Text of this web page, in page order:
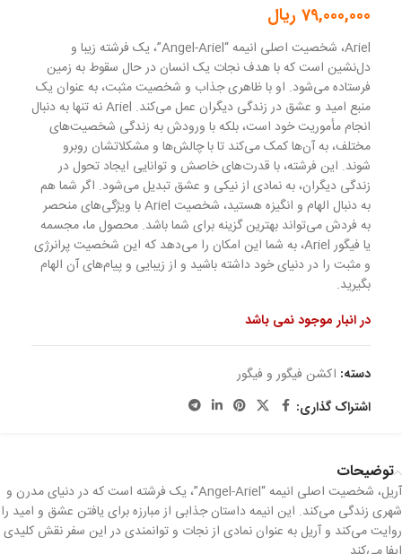
79,000,000 ریال
Ariel، شخصیت اصلی انیمه “Angel-Ariel”، یک فرشته زیبا و
دل‌نشین است که با هدف نجات یک انسان در حال سقوط به زمین
فرستاده می‌شود. او با ظاهری جذاب و شخصیت مثبت، به عنوان یک
منبع امید و عشق در زندگی دیگران عمل می‌کند. Ariel نه تنها به دنبال
انجام مأموریت خود است، بلکه با ورودش به زندگی شخصیت‌های
مختلف، به آن‌ها کمک می‌کند تا با چالش‌ها و مشکلاتشان روبرو
شوند. این فرشته، با قدرت‌های خاصش و توانایی ایجاد تحول در
زندگی دیگران، به نمادی از نیکی و عشق تبدیل می‌شود. اگر شما هم
به دنبال الهام و انگیزه هستید، شخصیت Ariel با ویژگی‌های منحصر
به فردش می‌تواند بهترین گزینه برای شما باشد. محصول ما، مجسمه
یا فیگور Ariel، به شما این امکان را می‌دهد که این شخصیت پرانرژی
و مثبت را در دنیای خود داشته باشید و از زیبایی و پیام‌های آن الهام
بگیرید.
در انبار موجود نمی باشد
دسته: اکشن فیگور و فیگور
اشتراک گذاری:
توضیحات
آریل، شخصیت اصلی انیمه “Angel-Ariel”، یک فرشته است که در دنیای مدرن و
شهری زندگی می‌کند. این انیمه داستان جذابی از مبارزه برای یافتن عشق و امید را
روایت می‌کند و آریل به عنوان نمادی از نجات و توانمندی در این سفر نقش کلیدی